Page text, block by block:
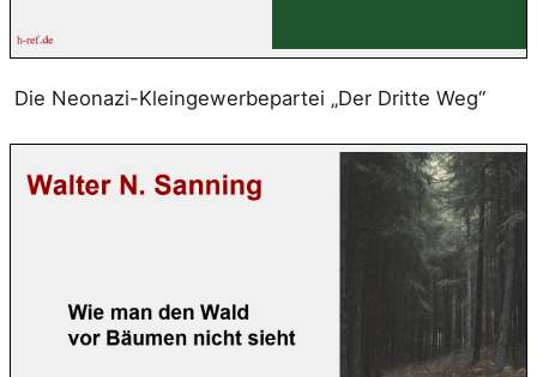
Die Neonazi-Kleingewerbepartei „Der Dritte Weg“